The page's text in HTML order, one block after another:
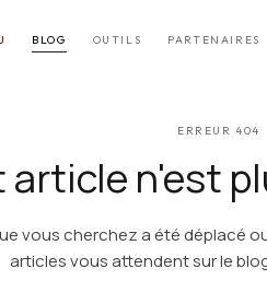
BLOG OUTILS PARTENAIRES
ERREUR 404
article n'est
vous cherchez a été déplacé
articles vous attendent sur le